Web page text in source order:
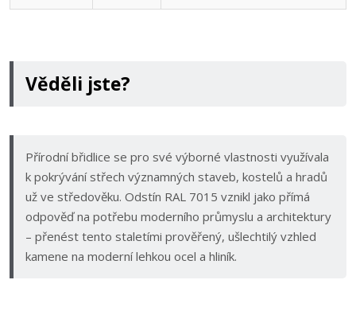
Věděli jste?
Přírodní břidlice se pro své výborné vlastnosti využívala
k pokrývání střech významných staveb, kostelů a hradů
už ve středověku. Odstín RAL 7015 vznikl jako přímá
odpověď na potřebu moderního průmyslu a architektury
– přenést tento staletími prověřený, ušlechtilý vzhled
kamene na moderní lehkou ocel a hliník.